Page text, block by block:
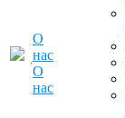
О
нас
О
нас